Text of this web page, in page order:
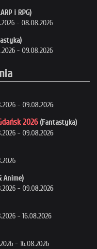
i RPG)
- 08.08.2026
- 09.08.2026
- 09.08.2026
2026 (Fantastyka)
- 09.08.2026
Anime)
- 09.08.2026
- 16.08.2026
- 16.08.2026